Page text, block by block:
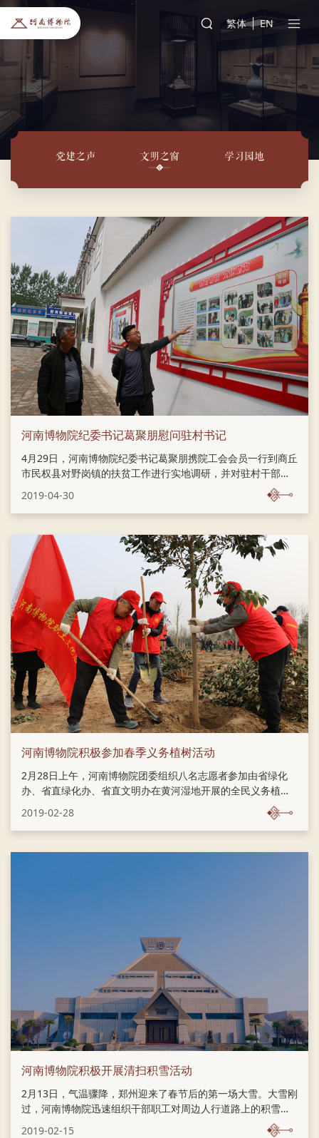
繁体 EN
党建之声 文明之窗 学习园地
河南博物院纪委书记葛聚朋慰问驻村书记
4月29日，河南博物院纪委书记葛聚朋携院工会会员一行到商丘
市民权县对野岗镇的扶贫工作进行实地调研，并对驻村干部进
行慰问。河南博物院工会主席、民权县县委常委、副县长信木
祥陪同调研。在杨堂村村委会里，葛聚朋认真听取驻村第一书
记蔺永新对扶贫工作的开展情况工作汇报；在扶贫车间，葛聚
朋详细地的询问乡办实体经济的收支经营情况，产品的生产及
销量情况，员工的来源与组成、家庭收入等情况；来到杨堂村
百亩麦冬试验田间，
2019-04-30
河南博物院积极参加春季义务植树活动
2月28日上午，河南博物院团委组织八名志愿者参加由省绿化
办、省直绿化办、省直文明办在黄河湿地开展的全民义务植树
2019-02-28
河南博物院积极开展清扫积雪活动
2月13日，气温骤降，郑州迎来了春节后的第一场大雪。大雪刚
过，河南博物院迅速组织干部职工对周边人行道路上的积雪进
2019-02-15